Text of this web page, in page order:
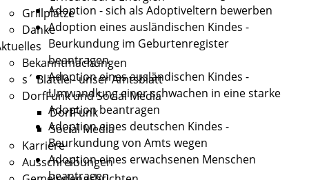
Grillplätze
Danke
Bekanntmachungen
s´ Blättle - unser Amtsblatt
DorfFunk und Social Media
DorfFunk
Social Media
Karriere
Ausschreibungen
Adoption - sich als Adoptiveltern bewerben
Adoption eines ausländischen Kindes -
Beurkundung im Geburtenregister
beantragen
Adoption eines ausländischen Kindes -
Umwandlung einer schwachen in eine starke
Adoption beantragen
Adoption eines deutschen Kindes -
Beurkundung von Amts wegen
Adoption eines erwachsenen Menschen
beantragen